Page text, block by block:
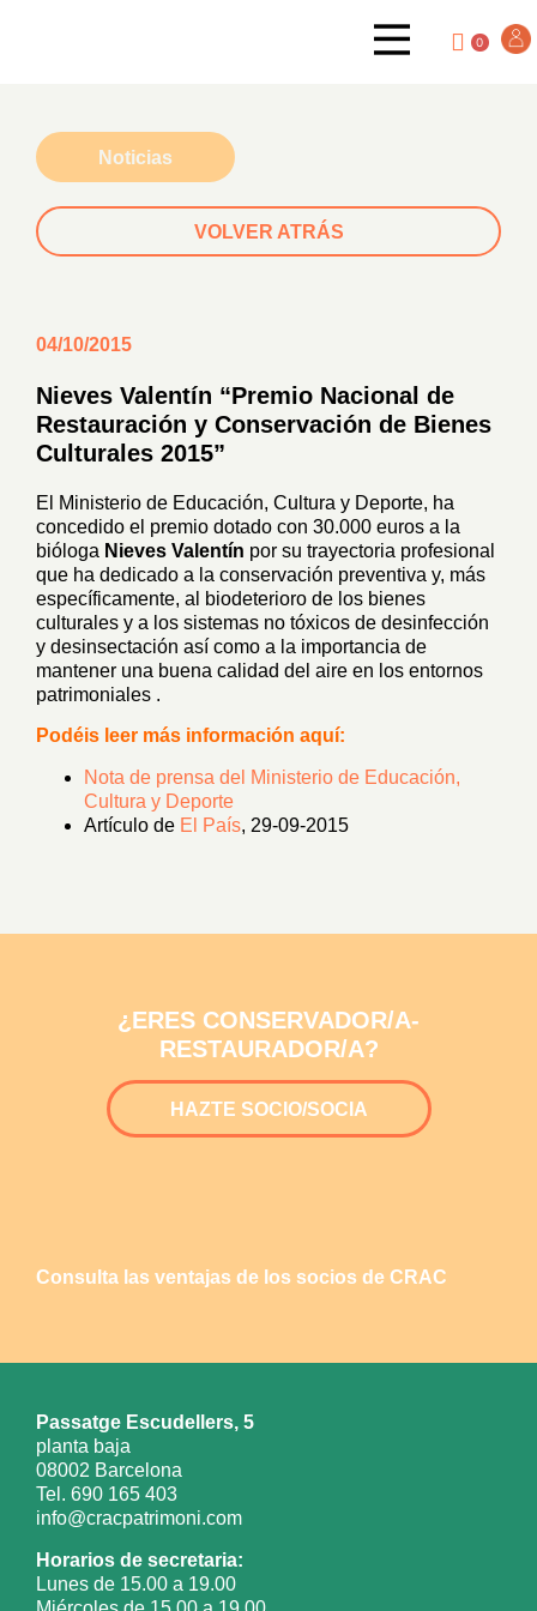
0
Noticias
VOLVER ATRÁS
04/10/2015
Nieves Valentín “Premio Nacional de
Restauración y Conservación de Bienes
Culturales 2015”
El Ministerio de Educación, Cultura y Deporte, ha
concedido el premio dotado con 30.000 euros a la
bióloga Nieves Valentín por su trayectoria profesional
que ha dedicado a la conservación preventiva y, más
específicamente, al biodeterioro de los bienes
culturales y a los sistemas no tóxicos de desinfección
y desinsectación así como a la importancia de
mantener una buena calidad del aire en los entornos
patrimoniales .
Podéis leer más información aquí:
Nota de prensa del Ministerio de Educación,
Cultura y Deporte
Artículo de El País, 29-09-2015
¿ERES CONSERVADOR/A-
RESTAURADOR/A?
HAZTE SOCIO/SOCIA
Consulta las ventajas de los socios de CRAC
Passatge Escudellers, 5
planta baja
08002 Barcelona
Tel. 690 165 403
info@cracpatrimoni.com
Horarios de secretaria:
Lunes de 15.00 a 19.00